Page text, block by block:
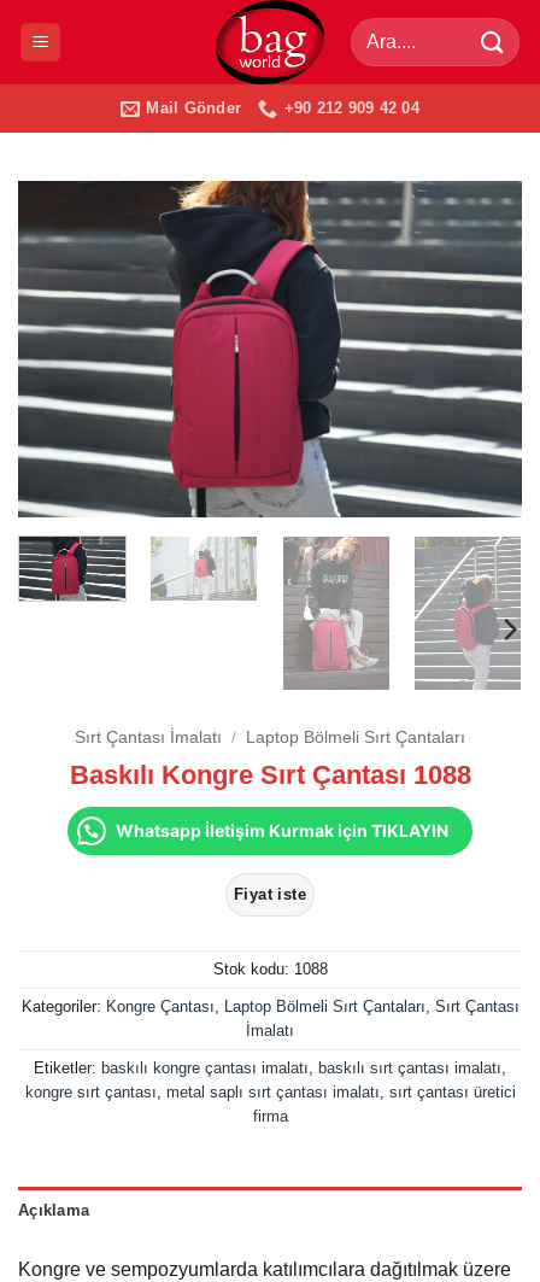
Ara:
Mail Gönder +90 212 909 42 04
Sırt Çantası İmalatı / Laptop Bölmeli Sırt Çantaları
Baskılı Kongre Sırt Çantası 1088
Whatsapp İletişim Kurmak için TIKLAYIN
Stok kodu: 1088
Kategoriler: Kongre Çantası, Laptop Bölmeli Sırt Çantaları, Sırt Çantası
İmalatı
Etiketler: baskılı kongre çantası imalatı, baskılı sırt çantası imalatı,
kongre sırt çantası, metal saplı sırt çantası imalatı, sırt çantası üretici
firma
Açıklama
Kongre ve sempozyumlarda katılımcılara dağıtılmak üzere